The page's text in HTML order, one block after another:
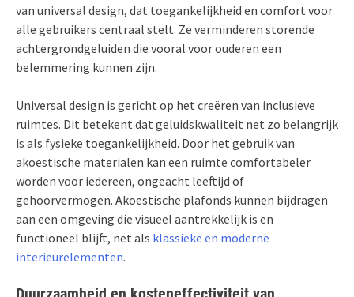
van universal design, dat toegankelijkheid en comfort voor
alle gebruikers centraal stelt. Ze verminderen storende
achtergrondgeluiden die vooral voor ouderen een
belemmering kunnen zijn.
Universal design is gericht op het creëren van inclusieve
ruimtes. Dit betekent dat geluidskwaliteit net zo belangrijk
is als fysieke toegankelijkheid. Door het gebruik van
akoestische materialen kan een ruimte comfortabeler
worden voor iedereen, ongeacht leeftijd of
gehoorvermogen. Akoestische plafonds kunnen bijdragen
aan een omgeving die visueel aantrekkelijk is en
functioneel blijft, net als klassieke en moderne
interieurelementen.